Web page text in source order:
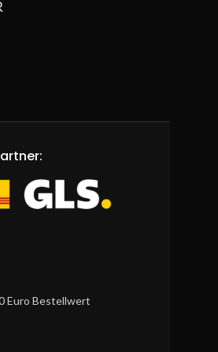
Euro Bestellwert